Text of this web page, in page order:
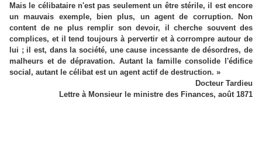
Mais le célibataire n'est pas seulement un être stérile, il est encore
un mauvais exemple, bien plus, un agent de corruption. Non
content de ne plus remplir son devoir, il cherche souvent des
complices, et il tend toujours à pervertir et à corrompre autour de
lui ; il est, dans la société, une cause incessante de désordres, de
malheurs et de dépravation. Autant la famille consolide l'édifice
social, autant le célibat est un agent actif de destruction. »
Docteur Tardieu
Lettre à Monsieur le ministre des Finances, août 1871